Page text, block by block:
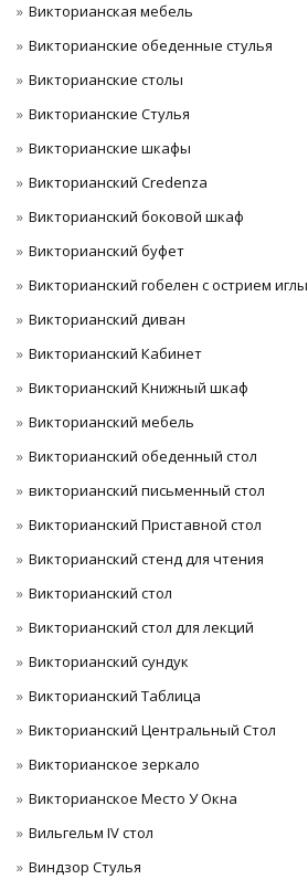
Викторианская мебель
Викторианские обеденные стулья
Викторианские столы
Викторианские Стулья
Викторианские шкафы
Викторианский Credenza
Викторианский боковой шкаф
Викторианский буфет
Викторианский гобелен с острием иглы
Викторианский диван
Викторианский Кабинет
Викторианский Книжный шкаф
Викторианский мебель
Викторианский обеденный стол
викторианский письменный стол
Викторианский Приставной стол
Викторианский стенд для чтения
Викторианский стол
Викторианский стол для лекций
Викторианский сундук
Викторианский Таблица
Викторианский Центральный Стол
Викторианское зеркало
Викторианское Место У Окна
Вильгельм IV стол
Виндзор Стулья